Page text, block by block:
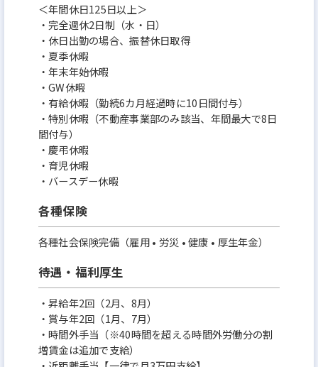
＜年間休日125日以上＞
・完全週休2日制（水・日）
・休日出勤の場合、振替休日取得
・夏季休暇
・年末年始休暇
・GW休暇
・有給休暇（勤続6カ月経過時に10日間付与）
・特別休暇（不動産事業部のみ該当、年間最大で8日
間付与）
・慶弔休暇
・育児休暇
・バースデー休暇
各種保険
各種社会保険完備（雇用 • 労災 • 健康 • 厚生年金）
待遇・福利厚生
・昇給年2回（2月、8月）
・賞与年2回（1月、7月）
・時間外手当（※40時間を超える時間外労働分の割
増賃金は追加で支給）